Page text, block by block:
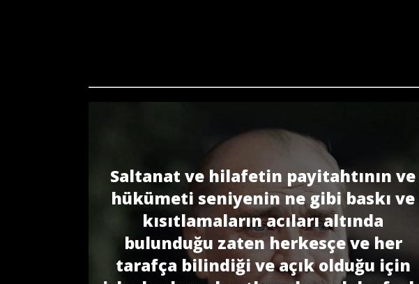
Saltanat ve hilafetin payitahtının ve
hükümeti seniyenin ne gibi baskı ve
kısıtlamaların acıları altında
bulunduğu zaten herkesçe ve her
tarafça bilindiği ve açık olduğu için